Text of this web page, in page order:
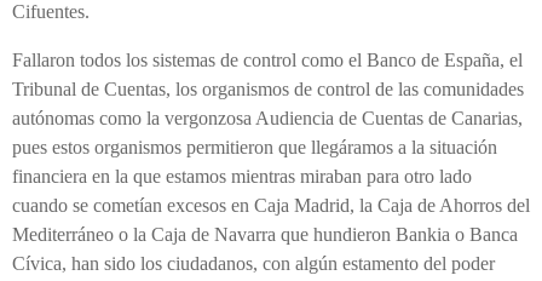
Cifuentes.
Fallaron todos los sistemas de control como el Banco de España, el
Tribunal de Cuentas, los organismos de control de las comunidades
autónomas como la vergonzosa Audiencia de Cuentas de Canarias,
pues estos organismos permitieron que llegáramos a la situación
financiera en la que estamos mientras miraban para otro lado
cuando se cometían excesos en Caja Madrid, la Caja de Ahorros del
Mediterráneo o la Caja de Navarra que hundieron Bankia o Banca
Cívica, han sido los ciudadanos, con algún estamento del poder